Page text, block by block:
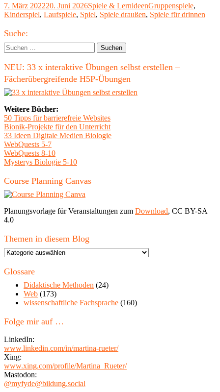
Kinderspiele
von
den
Veröffentlicht
am
7. März 202220. Juni 2026Kategorien
Spiele & LernideenSchlagwörter
Gruppenspiele,
Kinderspiel, Laufspiele, Spiel, Spiele draußen, Spiele für drinnen
Haupt-
Seitenleiste
Suche:
Suchen
nach:
NEU: 33 x interaktive Übungen selbst erstellen –
Fächerübergreifende H5P-Übungen
Weitere Bücher:
50 Tipps für barrierefreie Websites
Bionik-Projekte für den Unterricht
33 Ideen Digitale Medien Biologie
WebQuests 5-7
WebQuests 8-10
Mysterys Biologie 5-10
Course Planning Canvas
Planungsvorlage für Veranstaltungen zum Download, CC BY-SA
4.0
Themen in diesem Blog
Themen
diesem
Glossare
Didaktische Methoden (24)
Web (173)
wissenschaftliche Fachsprache (160)
Folge mir auf …
LinkedIn:
www.linkedin.com/in/martina-rueter/
Xing:
www.xing.com/profile/Martina_Rueter/
Mastodon:
@myfyde@bildung.social